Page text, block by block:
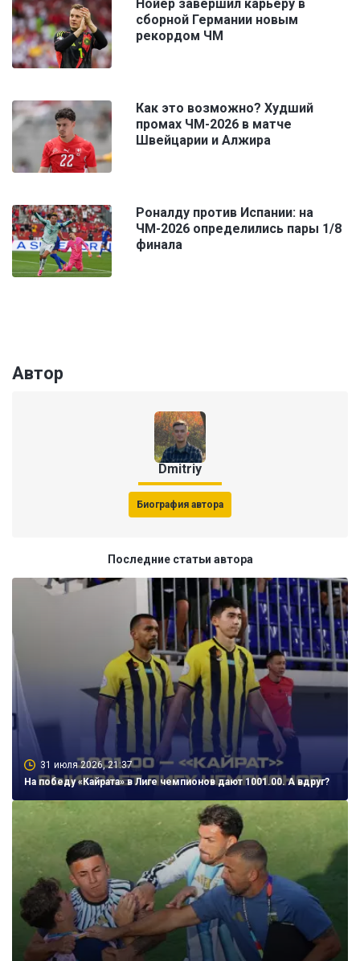
Нойер завершил карьеру в
сборной Германии новым
рекордом ЧМ
Как это возможно? Худший
промах ЧМ-2026 в матче
Швейцарии и Алжира
Роналду против Испании: на
ЧМ-2026 определились пары 1/8
финала
Автор
Dmitriy
Биография автора
Последние статьи автора
31 июля 2026, 21:37
На победу «Кайрата» в Лиге чемпионов дают 1001.00. А вдруг?